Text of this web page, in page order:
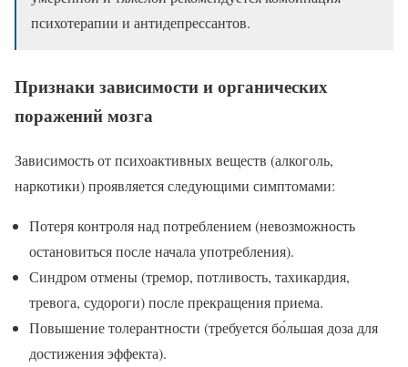
психотерапии и антидепрессантов.
Признаки зависимости и органических
поражений мозга
Зависимость от психоактивных веществ (алкоголь,
наркотики) проявляется следующими симптомами:
Потеря контроля над потреблением (невозможность
остановиться после начала употребления).
Синдром отмены (тремор, потливость, тахикардия,
тревога, судороги) после прекращения приема.
Повышение толерантности (требуется бо́льшая доза для
достижения эффекта).